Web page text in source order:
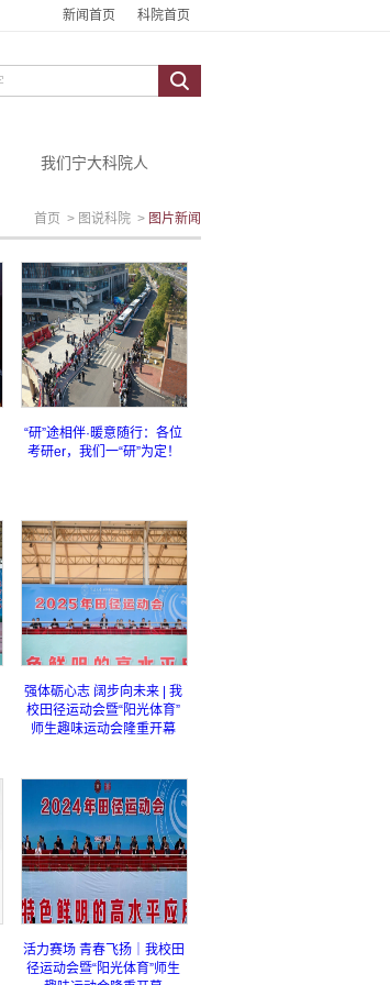
新闻首页 科院首页
我们宁大科院人
首页 > 图说科院 > 图片新闻
“研”途相伴·暖意随行：各位
考研er，我们一“研”为定！
强体砺心志 阔步向未来 | 我
校田径运动会暨“阳光体育”
师生趣味运动会隆重开幕
活力赛场 青春飞扬｜我校田
径运动会暨“阳光体育”师生